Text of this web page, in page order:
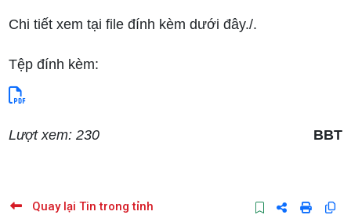
Chi tiết xem tại file đính kèm dưới đây./.
Tệp đính kèm:
Lượt xem: 230 BBT
Quay lại Tin trong tỉnh